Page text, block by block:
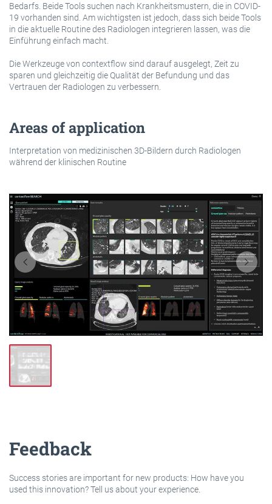
Bedarfs. Beide Tools suchen nach Krankheitsmustern, die in COVID-
19 vorhanden sind. Am wichtigsten ist jedoch, dass sich beide Tools
in die aktuelle Routine des Radiologen integrieren lassen, was die
Einführung einfach macht.
Die Werkzeuge von contextflow sind darauf ausgelegt, Zeit zu
sparen und gleichzeitig die Qualität der Befundung und das
Vertrauen der Radiologen zu verbessern.
Areas of application
Interpretation von medizinischen 3D-Bildern durch Radiologen
während der klinischen Routine
Feedback
Success stories are important for new products: How have you
used this innovation? Tell us about your experience.